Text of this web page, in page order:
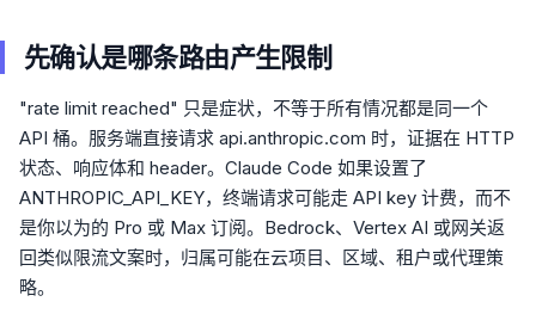
先确认是哪条路由产生限制
"rate limit reached" 只是症状，不等于所有情况都是同一个
API 桶。服务端直接请求 api.anthropic.com 时，证据在 HTTP
状态、响应体和 header。Claude Code 如果设置了
ANTHROPIC_API_KEY，终端请求可能走 API key 计费，而不
是你以为的 Pro 或 Max 订阅。Bedrock、Vertex AI 或网关返
回类似限流文案时，归属可能在云项目、区域、租户或代理策
略。